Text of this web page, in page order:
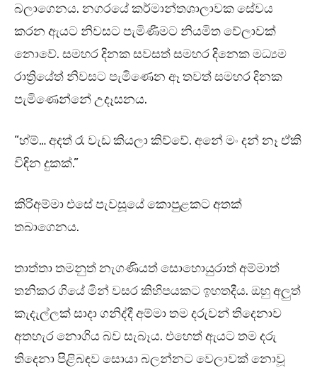
බලාගෙනය. නගරයේ කර්මාන්තශාලාවක සේවය
කරන ඇයට නිවසට පැමිණීමට නියමිත වේලාවක්
නොවේ. සමහර දිනක සවසත් සමහර දිනෙක මධ්‍යම
රාත්‍රියේත් නිවසට පැමිණෙන ඈ තවත් සමහර දිනක
පැමිණෙන්නේ උදෑසනය.
“හ්ම්… අදත් රෑ වැඩ කියලා කිව්වේ. අනේ මං දන් නෑ ඒකි
විඳින දුකක්.”
කිරිඅම්මා එසේ පැවසූයේ කොපුළකට අතක්
තබාගෙනය.
තාත්තා තමනුත් නැගණියත් සොහොයුරාත් අම්මාත්
තනිකර ගියේ මින් වසර කිහිපයකට ඉහතදීය. ඔහු අලුත්
කැදැල්ලක් සාදා ගනිද්දී අම්මා තම දරුවන් තිදෙනාව
අතහැර නොගිය බව සැබෑය. එහෙත් ඇයට තම දරු
තිදෙනා පිළිබඳව සොයා බලන්නට වෙලාවක් නොවූ